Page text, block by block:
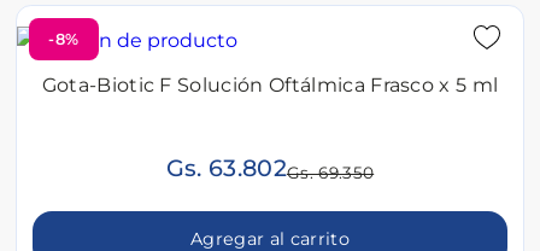
-8%
Gota-Biotic F Solución Oftálmica Frasco x 5 ml
Gs. 63.802Gs. 69.350
Agregar al carrito